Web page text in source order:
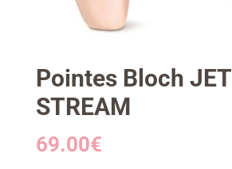
Pointes Bloch JET
STREAM
69.00€